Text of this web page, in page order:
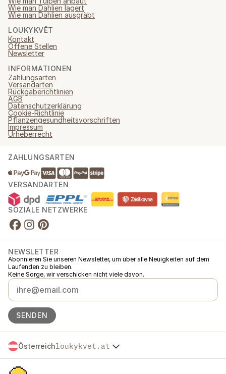
Wie man Dahlien lagert
Wie man Dahlien ausgräbt
LOUKYKVĚT
Kontakt
Offene Stellen
Newsletter
INFORMATIONEN
Zahlungsarten
Versandarten
Rückgaberichtlinien
AGB
Datenschutzerklärung
Cookie-Richtlinie
Pflanzengesundheitsvorschriften
Impressum
Urheberrecht
ZAHLUNGSARTEN
VERSANDARTEN
SOZIALE NETZWERKE
NEWSLETTER
Abonnieren Sie unseren Newsletter, um über alle Neuigkeiten auf dem
Laufenden zu bleiben.
Keine Sorge, wir verschicken nicht viele davon.
SENDEN
Österreichloukykvet.at
Česko
Slovensko